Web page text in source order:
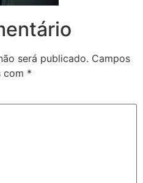
será publicado. Campos
com *